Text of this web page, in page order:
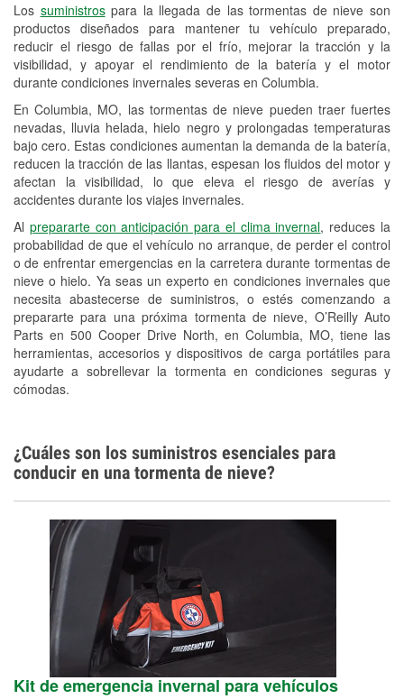
Los suministrospara la llegada de las tormentas de nieve son
productos diseñados para mantener tu vehículo preparado,
reducir el riesgo de fallas por el frío, mejorar la tracción y la
visibilidad, y apoyar el rendimiento de la batería y el motor
durante condiciones invernales severas en Columbia.
En Columbia, MO, las tormentas de nieve pueden traer fuertes
nevadas, lluvia helada, hielo negro y prolongadas temperaturas
bajo cero. Estas condiciones aumentan la demanda de la batería,
reducen la tracción de las llantas, espesan los fluidos del motor y
afectan la visibilidad, lo que eleva el riesgo de averías y
accidentes durante los viajes invernales.
Al prepararte con anticipación para el clima invernal, reduces la
probabilidad de que el vehículo no arranque, de perder el control
o de enfrentar emergencias en la carretera durante tormentas de
nieve o hielo. Ya seas un experto en condiciones invernales que
necesita abastecerse de suministros, o estés comenzando a
prepararte para una próxima tormenta de nieve, O’Reilly Auto
Parts en 500 Cooper Drive North, en Columbia, MO, tiene las
herramientas, accesorios y dispositivos de carga portátiles para
ayudarte a sobrellevar la tormenta en condiciones seguras y
cómodas.
Reciclaje de baterías y aceite
Instalación de bombillas de faros
Instalación de limpiaparabrisas
Programa de Préstamo de
Herramientas
Rectificación de tambores y discos de
freno
Mangueras hidráulicas a la medida
Snowstorm Supplies
Tornado Supplies
Conoce más
¿Cuáles son los suministros esenciales para
conducir en una tormenta de nieve?
Kit de emergencia invernal para vehículos